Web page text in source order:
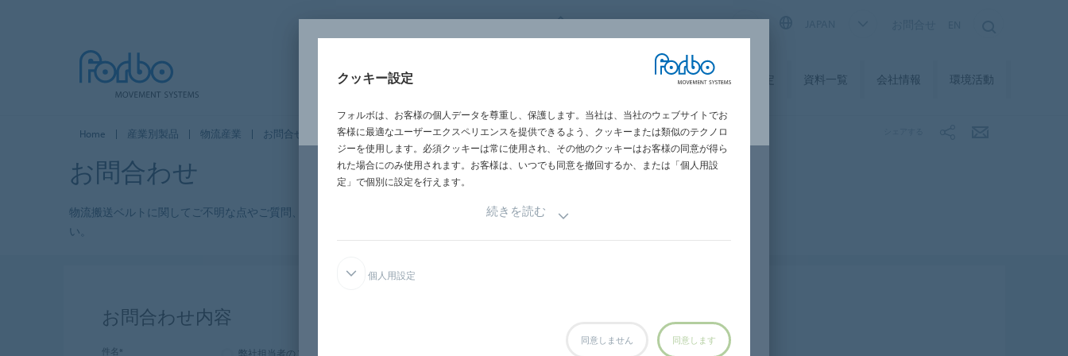
FORBO MOVEMENT SYSTEMS
産業別製品 製品検索・選定 資料一覧 会社情報 環境活動
Home 産業別製品 物流産業 お問合せ - 物流
お問合わせ
物流搬送ベルトに関してご不明な点やご質問、また、製品サンプルをご用命の際は、当社までお気軽にお問合わせくださ
い。
お問合わせ内容
件名* 弊社担当者のご訪問
クッキー設定
フォルボは、お客様の個人データを尊重し、保護します。当社は、当社のウェブサイトでお
客様に最適なユーザーエクスペリエンスを提供できるよう、クッキーまたは類似のテクノロ
ジーを使用します。必須クッキーは常に使用され、その他のクッキーはお客様の同意が得ら
れた場合にのみ使用されます。お客様は、いつでも同意を撤回するか、または「個人用設
定」で個別に設定を行えます。
続きを読む
個人用設定
同意しません 同意します